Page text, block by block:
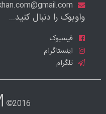
واوبوک را دنبال کنید...
فیسبوک
اینستاگرام
تلگرام
2016